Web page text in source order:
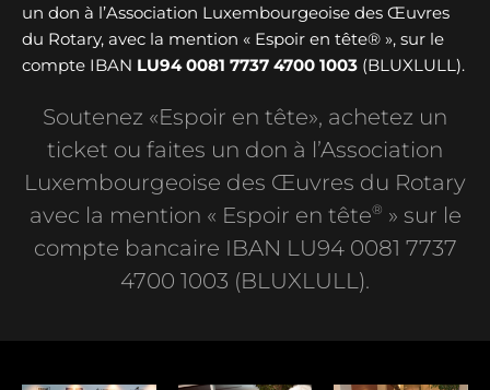
un don à l’Association Luxembourgeoise des Œuvres
du Rotary, avec la mention « Espoir en tête® », sur le
compte IBAN LU94 0081 7737 4700 1003 (BLUXLULL).
Soutenez «Espoir en tête», achetez un
ticket ou faites un don à l’Association
Luxembourgeoise des Œuvres du Rotary
avec la mention « Espoir en tête® » sur le
compte bancaire IBAN LU94 0081 7737
4700 1003 (BLUXLULL).